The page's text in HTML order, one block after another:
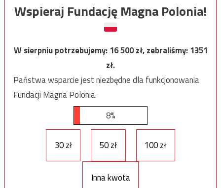
Wspieraj Fundację Magna Polonia!
W sierpniu potrzebujemy:16 500zł, zebraliśmy:1351
zł.
Państwa wsparcie jest niezbędne dla funkcjonowania
Fundacji Magna Polonia.
8%
30 zł 50 zł 100 zł
Inna kwota